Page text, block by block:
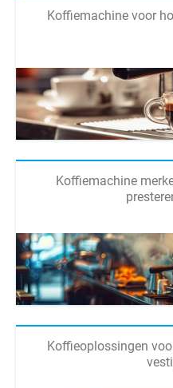
Koffiemachine voor
Koffiemachine
Koffieoplossingen